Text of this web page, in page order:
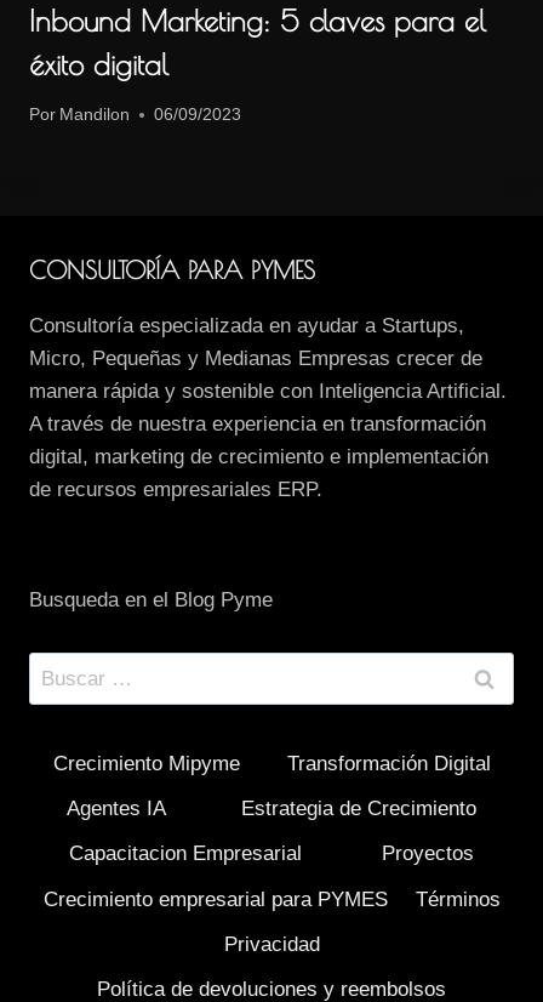
Inbound Marketing: 5 claves para el
éxito digital
Por Mandilon 06/09/2023
CONSULTORÍA PARA PYMES
Consultoría especializada en ayudar a Startups,
Micro, Pequeñas y Medianas Empresas crecer de
manera rápida y sostenible con Inteligencia Artificial.
A través de nuestra experiencia en transformación
digital, marketing de crecimiento e implementación
de recursos empresariales ERP.
Busqueda en el Blog Pyme
Buscar:
Crecimiento Mipyme
Transformación Digital
Agentes IA
Estrategia de Crecimiento
Capacitacion Empresarial
Proyectos
Crecimiento empresarial para PYMES
Términos
Privacidad
Política de devoluciones y reembolsos